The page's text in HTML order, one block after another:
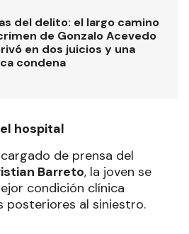
del delito: el largo camino
de Gonzalo Acevedo
en dos juicios y una
condena
hospital
de prensa del
Barreto, la joven se
condición clínica
posteriores al siniestro.